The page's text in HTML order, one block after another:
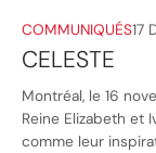
COMMUNIQUÉS17
CELESTE
Montréal, le 16
Reine Elizabeth et
comme leur